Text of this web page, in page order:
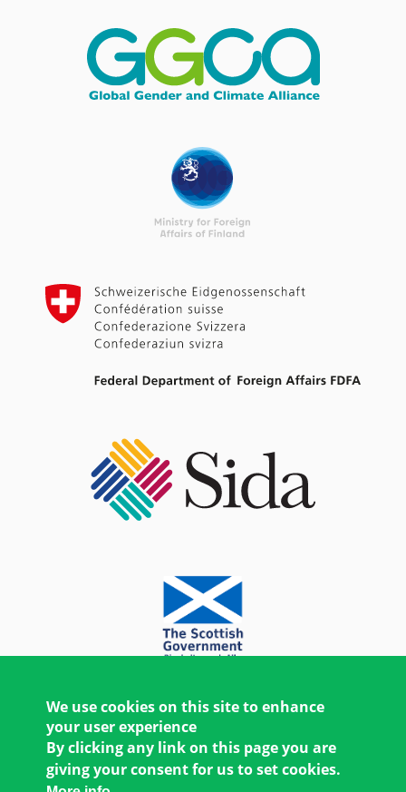
We use cookies on this site to enhance
your user experience
By clicking any link on this page you are
giving your consent for us to set cookies.